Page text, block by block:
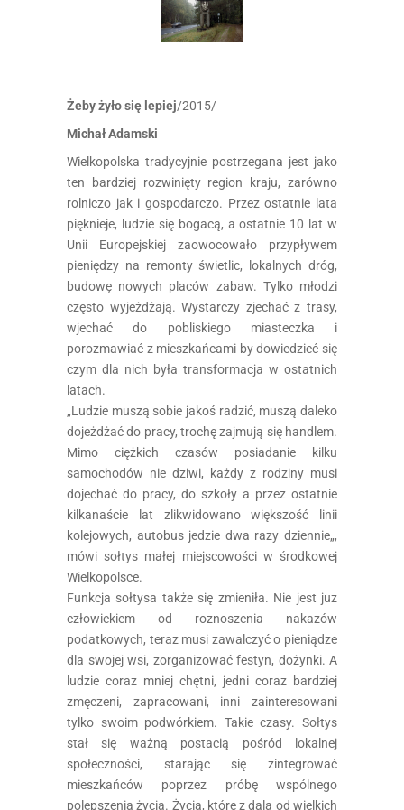
Żeby żyło się lepiej/2015/
Michał Adamski
Wielkopolska tradycyjnie postrzegana jest jako
ten bardziej rozwinięty region kraju, zarówno
rolniczo jak i gospodarczo. Przez ostatnie lata
pięknieje, ludzie się bogacą, a ostatnie 10 lat w
Unii Europejskiej zaowocowało przypływem
pieniędzy na remonty świetlic, lokalnych dróg,
budowę nowych placów zabaw. Tylko młodzi
często wyjeżdżają. Wystarczy zjechać z trasy,
wjechać do pobliskiego miasteczka i
porozmawiać z mieszkańcami by dowiedzieć się
czym dla nich była transformacja w ostatnich
latach.
„Ludzie muszą sobie jakoś radzić, muszą daleko
dojeżdżać do pracy, trochę zajmują się handlem.
Mimo ciężkich czasów posiadanie kilku
samochodów nie dziwi, każdy z rodziny musi
dojechać do pracy, do szkoły a przez ostatnie
kilkanaście lat zlikwidowano większość linii
kolejowych, autobus jedzie dwa razy dziennie„,
mówi sołtys małej miejscowości w środkowej
Wielkopolsce.
Funkcja sołtysa także się zmieniła. Nie jest juz
człowiekiem od roznoszenia nakazów
podatkowych, teraz musi zawalczyć o pieniądze
dla swojej wsi, zorganizować festyn, dożynki. A
ludzie coraz mniej chętni, jedni coraz bardziej
zmęczeni, zapracowani, inni zainteresowani
tylko swoim podwórkiem. Takie czasy. Sołtys
stał się ważną postacią pośród lokalnej
społeczności, starając się zintegrować
mieszkańców poprzez próbę wspólnego
polepszenia życia. Życia, które z dala od wielkich